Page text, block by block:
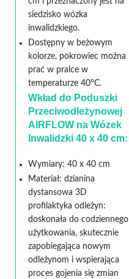
siedzisko wózka
inwalidzkiego.
Dostępny w beżowym
kolorze, pokrowiec można
prać w pralce w
temperaturze 40°C.
Wkład do Poduszki
Przeciwodleżynowej
AIRFLOW na Wózek
Inwalidzki 40 x 40 cm:
Wymiary: 40 x 40 cm
Materiał: dzianina
dystansowa 3D
profilaktyka odleżyn:
doskonała do codziennego
użytkowania, skutecznie
zapobiegająca nowym
odleżynom i wspierająca
proces gojenia się zmian